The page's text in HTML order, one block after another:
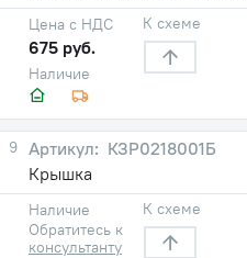
Наличие
Цена с НДС
675 руб.
К схеме
9
КЗР0218001Б
Крышка
Наличие
Обратитесь к
консультанту
К схеме